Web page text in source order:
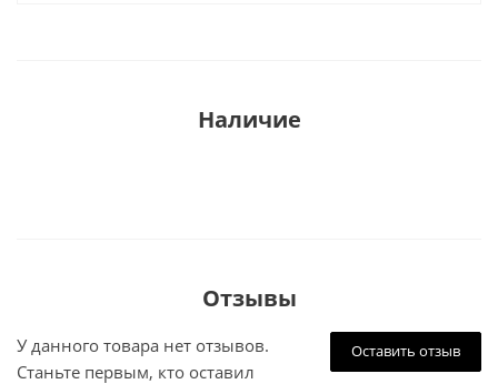
Наличие
Отзывы
Оставить отзыв
У данного товара нет отзывов.
Станьте первым, кто оставил